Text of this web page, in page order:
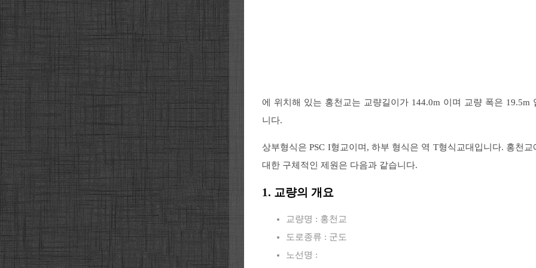
에 위치해 있는 홍천교는 교량길이가 144.0m 이며 교량 폭은 19.5m
니다.
상부형식은 PSC I형교이며, 하부 형식은 역 T형식교대입니다. 홍천교
대한 구체적인 제원은 다음과 같습니다.
1. 교량의 개요
교량명 : 홍천교
도로종류 : 군도
노선명 :